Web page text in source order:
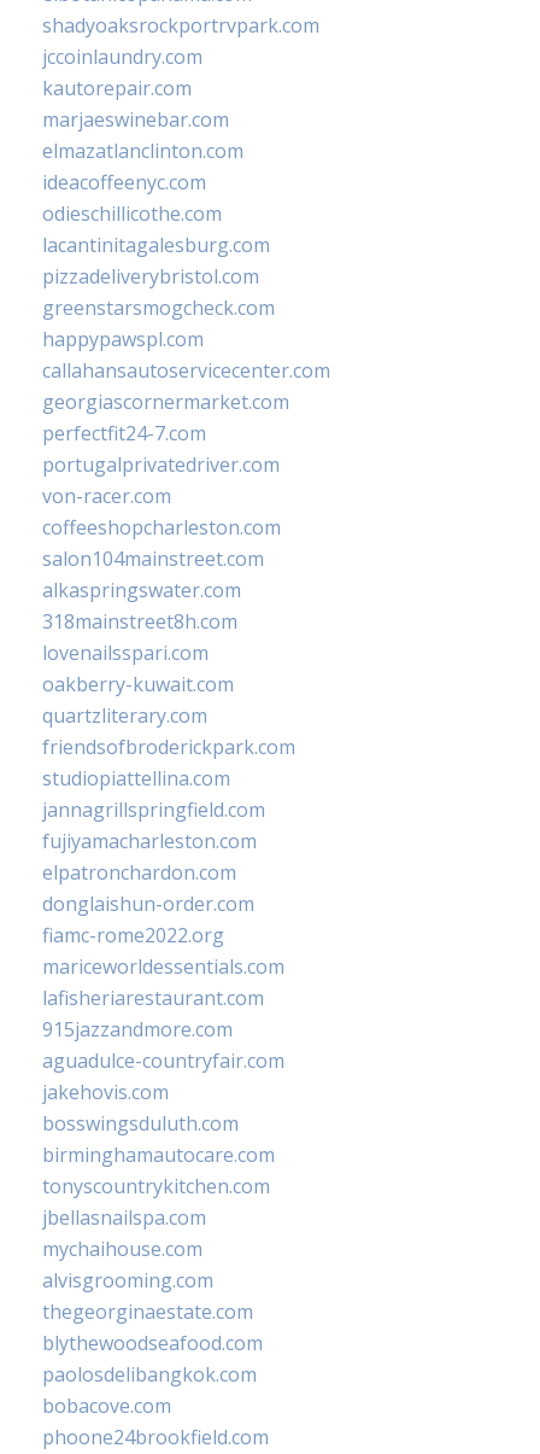
shadyoaksrockportrvpark.com
jccoinlaundry.com
kautorepair.com
marjaeswinebar.com
elmazatlanclinton.com
ideacoffeenyc.com
odieschillicothe.com
lacantinitagalesburg.com
pizzadeliverybristol.com
greenstarsmogcheck.com
happypawspl.com
callahansautoservicecenter.com
georgiascornermarket.com
perfectfit24-7.com
portugalprivatedriver.com
von-racer.com
coffeeshopcharleston.com
salon104mainstreet.com
alkaspringswater.com
318mainstreet8h.com
lovenailsspari.com
oakberry-kuwait.com
quartzliterary.com
friendsofbroderickpark.com
studiopiattellina.com
jannagrillspringfield.com
fujiyamacharleston.com
elpatronchardon.com
donglaishun-order.com
fiamc-rome2022.org
mariceworldessentials.com
lafisheriarestaurant.com
915jazzandmore.com
aguadulce-countryfair.com
jakehovis.com
bosswingsduluth.com
birminghamautocare.com
tonyscountrykitchen.com
jbellasnailspa.com
mychaihouse.com
alvisgrooming.com
thegeorginaestate.com
blythewoodseafood.com
paolosdelibangkok.com
bobacove.com
phoone24brookfield.com